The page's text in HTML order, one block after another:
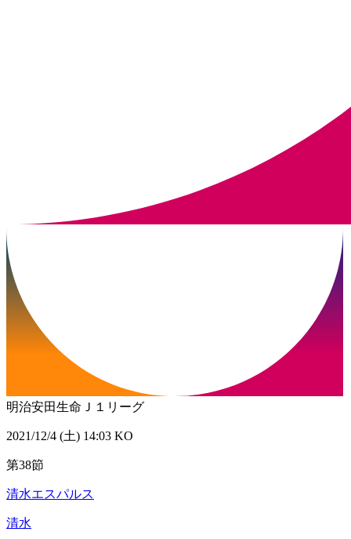
明治安田生命Ｊ１リーグ
2021/12/4 (土) 14:03 KO
第38節
清水エスパルス
清水